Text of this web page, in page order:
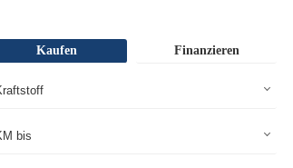
Kaufen Finanzieren